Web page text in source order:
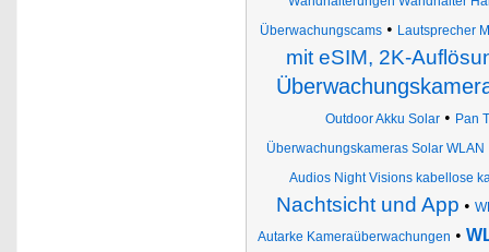
Überwachungscams • Lautsprecher
mit eSIM, 2K-
Outdoor Akku Solar• Pan
Überwachungskameras Solar WLAN
Audios Night Visions kabellose
Nachtsicht und App •
Autarke Kameraüberwachungen •